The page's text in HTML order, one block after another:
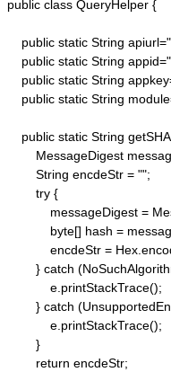
public class QueryHelper {
public static String
public static String
public static String
public static String
public static String
MessageDigest
        String encdeStr = "";
        try {
messageDigest =
byte[] hash =
encdeStr =
} catch
            e.printStackTrace();
} catch
            e.printStackTrace();
        }
        return encdeStr;